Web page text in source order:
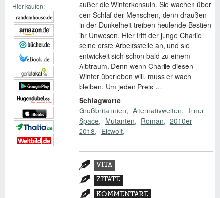
Hier kaufen:
außer die Winterkonsuln. Sie wachen über
den Schlaf der Menschen, denn draußen
in der Dunkelheit treiben heulende Bestien
ihr Unwesen. Hier tritt der junge Charlie
seine erste Arbeitsstelle an, und sie
entwickelt sich schon bald zu einem
Albtraum. Denn wenn Charlie diesen
Winter überleben will, muss er wach
bleiben. Um jeden Preis …
Schlagworte
Großbritannien
Alternativwelten
Inner
Space
Mutanten Roman
2010er
2018
Eiswelt
Zusatzmaterial
VITA
(AKTIVER
REITER)
ZITATE
KOMMENTARE